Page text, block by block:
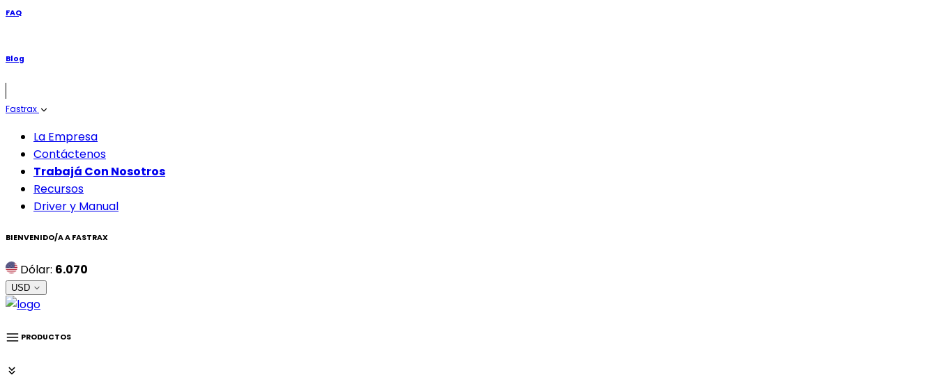
FAQ
Blog
Fastrax
La Empresa
Contáctenos
Trabajá Con Nosotros
Recursos
Driver y Manual
BIENVENIDO/A A FASTRAX
Dólar: 6.070
USD
PRODUCTOS